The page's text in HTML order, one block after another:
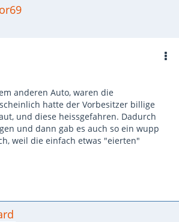
anderen Auto, waren die
hatte der Vorbesitzer billige
und diese heissgefahren. Dadurch
und dann gab es auch so ein wupp
weil die einfach etwas "eierten"